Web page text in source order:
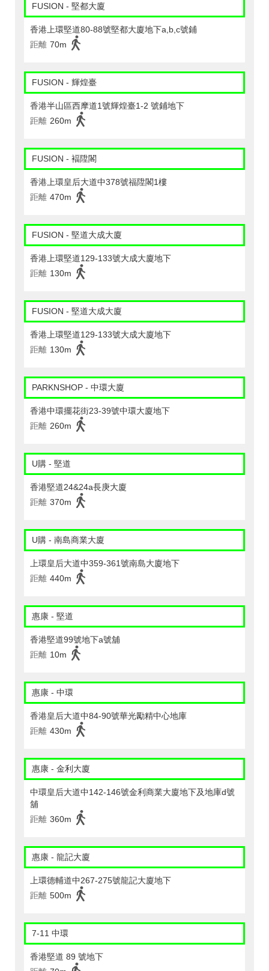
FUSION - 堅都大廈
香港上環堅道80-88號堅都大廈地下a,b,c號鋪
距離 70m
FUSION - 輝煌臺
香港半山區西摩道1號輝煌臺1-2 號鋪地下
距離 260m
FUSION - 褔陞閣
香港上環皇后大道中378號福陞閣1樓
距離 470m
FUSION - 堅道大成大廈
香港上環堅道129-133號大成大廈地下
距離 130m
FUSION - 堅道大成大廈
香港上環堅道129-133號大成大廈地下
距離 130m
PARKNSHOP - 中環大廈
香港中環擺花街23-39號中環大廈地下
距離 260m
U購 - 堅道
香港堅道24&24a長庚大廈
距離 370m
U購 - 南島商業大廈
上環皇后大道中359-361號南島大廈地下
距離 440m
惠康 - 堅道
香港堅道99號地下a號舖
距離 10m
惠康 - 中環
香港皇后大道中84-90號華光勵精中心地庫
距離 430m
惠康 - 金利大廈
中環皇后大道中142-146號金利商業大廈地下及地庫d號
舖
距離 360m
惠康 - 龍記大廈
上環德輔道中267-275號龍記大廈地下
距離 500m
7-11 中環
香港堅道 89 號地下